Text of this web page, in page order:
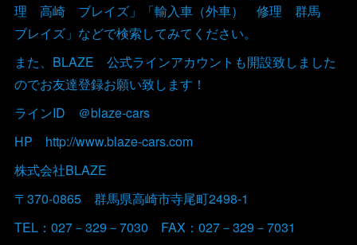
理 高崎 ブレイズ」「輸入車（外車） 修理 群馬
ブレイズ」などで検索してみてください。
また、BLAZE 公式ラインアカウントも開設致しました
のでお友達登録お願い致します！
ラインID ＠blaze-cars
HP http://www.blaze-cars.com
株式会社BLAZE
〒370-0865 群馬県高崎市寺尾町2498-1
TEL：027－329－7030 FAX：027－329－7031